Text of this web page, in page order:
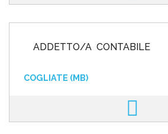
ADDETTO/A CONTABILE
COGLIATE (MB)